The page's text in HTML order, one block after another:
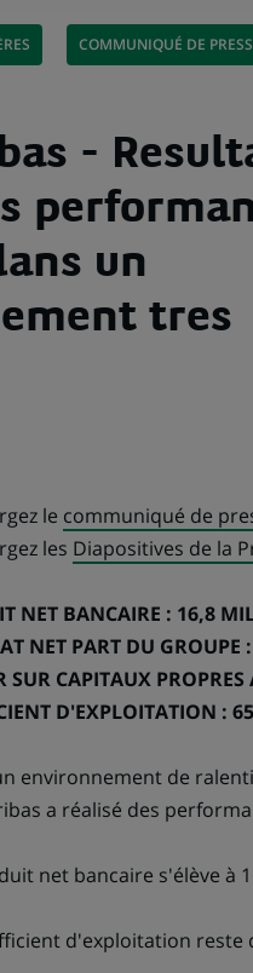
COMMUNIQUÉ DE
-
un
tres
le communiqué de
les Diapositives de la
NET BANCAIRE : 16,8
NET PART DU
SUR CAPITAUX
D'EXPLOITATION :
environnement de
a réalisé des
net bancaire s'élève à
d'exploitation reste